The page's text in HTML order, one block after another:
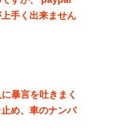
手く出来ません
暴言を吐きまく
め、車のナンバ